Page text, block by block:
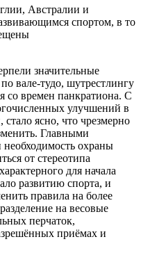
Австралии и
спортом, в то
значительные
вале-тудо, шутрестлингу
со времен панкратиона. С
улучшений в
ясно, что чрезмерно
Главными
охраны
от стереотипа
для начала
развитию спорта, и
правила на более
на весовые
перчаток,
приёмах и